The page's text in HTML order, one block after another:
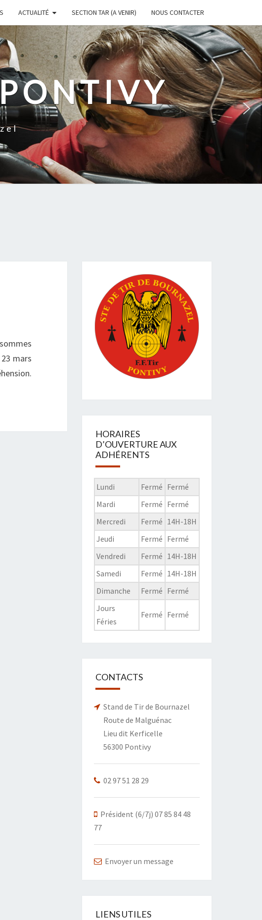
ACTUALITÉ SECTION TAR (A VENIR) NOUS CONTACTER
mars
HORAIRES
D’OUVERTURE AUX
ADHÉRENTS
Lundi Fermé Fermé
Mardi
Fermé Fermé
Mercredi
Fermé 14H-18H
Jeudi
Fermé Fermé
Vendredi
Fermé 14H-18H
Samedi
Fermé 14H-18H
Dimanche
Fermé Fermé
Jours
Féries
Fermé Fermé
CONTACTS
Stand de Tir de Bournazel
Route de Malguénac
Lieu dit Kerficelle
56300 Pontivy
02 97 51 28 29
Président (6/7j) 07 85 84 48
77
Envoyer un message
LIENS UTILES